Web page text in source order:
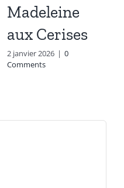
Madeleine
aux Cerises
2 janvier 2026 | 0
Comments